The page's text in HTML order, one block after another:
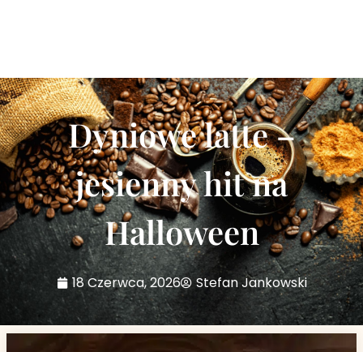
Dyniowe latte –
jesienny hit na
Halloween
18 Czerwca, 2026 Stefan Jankowski